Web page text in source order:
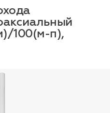
100(м-п),